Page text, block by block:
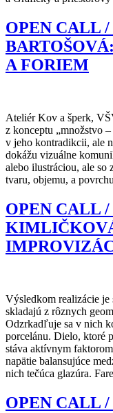
OPEN CALL
A FORIEM
Ateliér Kov a šperk,
z konceptu „množstvo
v jeho kontradikcii, ale
dokážu vizuálne
alebo ilustráciou, ale so
tvaru, objemu, a
OPEN CALL
Výsledkom realizácie je
skladajú z rôznych
Odzrkadľuje sa v nich
porcelánu. Dielo, ktoré
stáva aktívnym
napätie balansujúce
nich tečúca glazúra.
OPEN CALL